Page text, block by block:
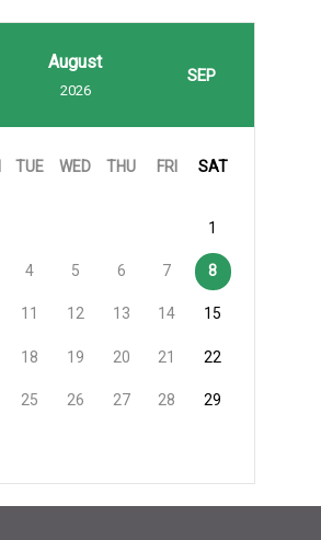
August
2026
SEP
TUE WED THU FRI SAT
1
4 5 6 7 8
11 12 13 14 15
18 19 20 21 22
25 26 27 28 29